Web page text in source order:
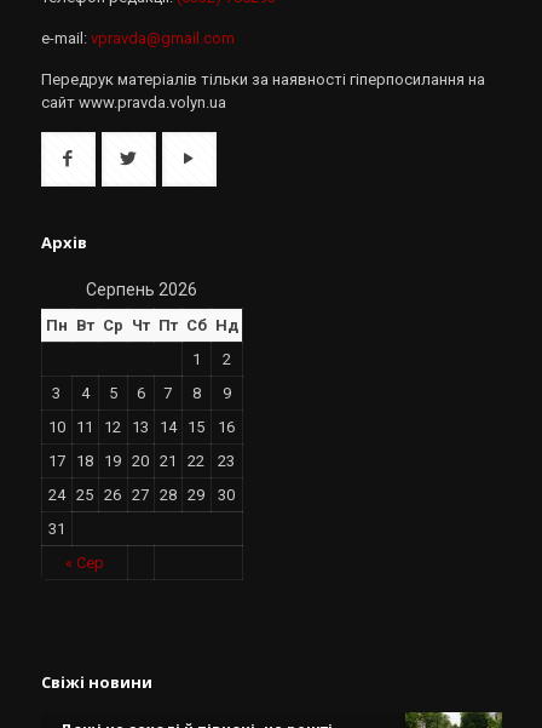
e-mail: vpravda@gmail.com
Передрук матеріалів тільки за наявності гіперпосилання на
сайт www.pravda.volyn.ua
Архів
Серпень 2026
Пн Вт Ср Чт Пт Сб Нд
« Сер
1
2
3
4 5 6 7 8
9
10
11 12 13 14 15
16
17
18 19 20 21 22
23
24
25 26 27 28 29
30
31
Свіжі новини